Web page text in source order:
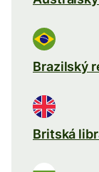
Brazilský
Britská